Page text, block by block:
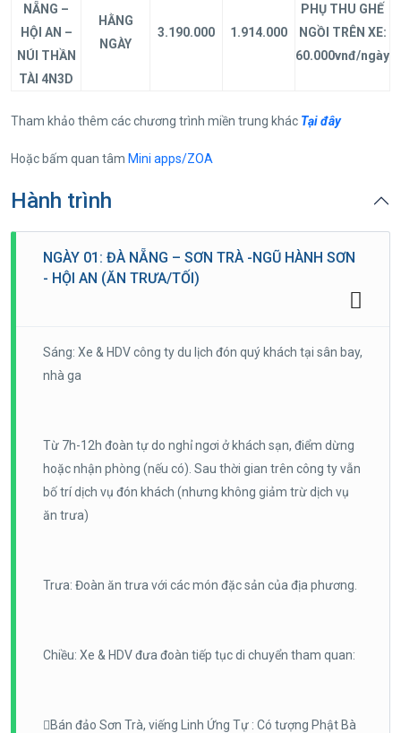
NẴNG –
HỘI AN –
NÚI THẦN
TÀI 4N3D
HẰNG
NGÀY
3.190.000 1.914.000
PHỤ THU GHẾ
NGỒI TRÊN XE:
60.000vnđ/ngày
Tham khảo thêm các chương trình miền trung khác Tại đây
Hoặc bấm quan tâm Mini apps/ZOA
Hành trình
NGÀY 01: ĐÀ NẴNG – SƠN TRÀ -NGŨ HÀNH SƠN
- HỘI AN (ĂN TRƯA/TỐI)
Sáng: Xe & HDV công ty du lịch đón quý khách tại sân bay,
nhà ga
Từ 7h-12h đoàn tự do nghỉ ngơi ở khách sạn, điểm dừng
hoặc nhận phòng (nếu có). Sau thời gian trên công ty vẫn
bố trí dịch vụ đón khách (nhưng không giảm trừ dịch vụ
ăn trưa)
Trưa: Đoàn ăn trưa với các món đặc sản của địa phương.
Chiều: Xe & HDV đưa đoàn tiếp tục di chuyển tham quan:
Bán đảo Sơn Trà, viếng Linh Ứng Tự : Có tượng Phật Bà